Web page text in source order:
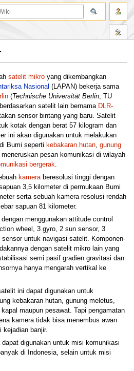
satelit mikroyang dikembangkan
Nasional (LAPAN) bekerja sama
(Technische Universität Berlin; TU
satelit lain bernama DLR-
sensor bintang yang baru. Satelit
kotak dengan berat 57 kilogram dan
ini akan digunakan untuk melakukan
Bumi seperti kebakaran hutan, gunung
pesan komunikasi di wilayah
bergerak
kameraberesolusi tinggi dengan
3,5 kilometer di permukaan Bumi
serta sebuah kamera resolusi rendah
sapuan 81 kilometer.
menggunakan attitude control
wheel, 3 gyro, 2 sun sensor, 3
untuk navigasi satelit. Komponen-
dengan satelit mikro lain yang
semi pasif gradien gravitasi dan
hanya mengarah vertikal ke
ini dapat digunakan untuk
kebakaran hutan, gunung meletus,
maupun pesawat. Tapi pengamatan
kamera tidak bisa menembus awan
kejadian banjir.
digunakan untuk misi komunikasi
di Indonesia, selain untuk misi